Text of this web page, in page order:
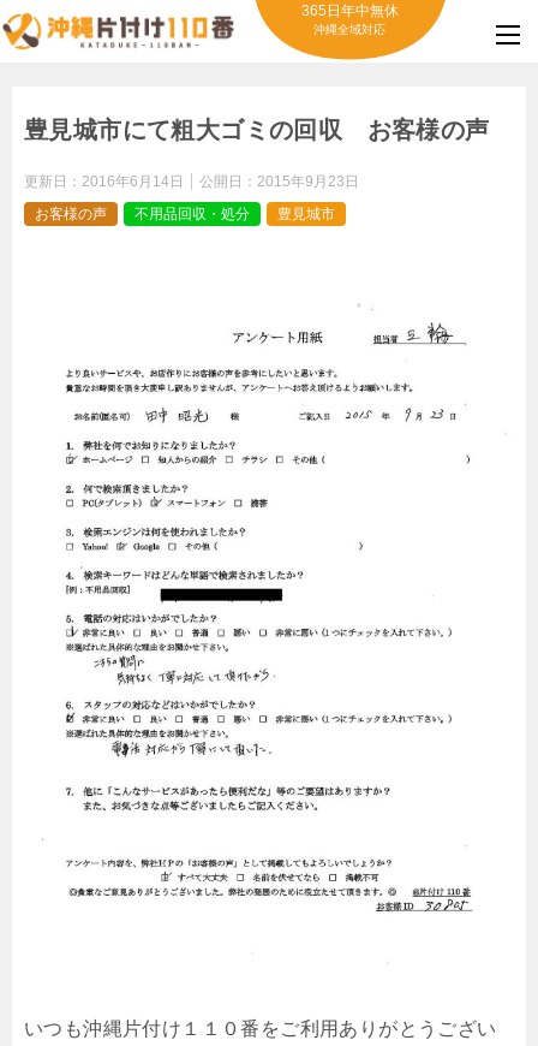
365日年中無休
沖縄全域対応
豊見城市にて粗大ゴミの回収 お客様の声
更新日： 2016年6月14日 公開日： 2015年9月23日
お客様の声
不用品回収・処分 豊見城市
いつも沖縄片付け１１０番をご利用ありがとうござい